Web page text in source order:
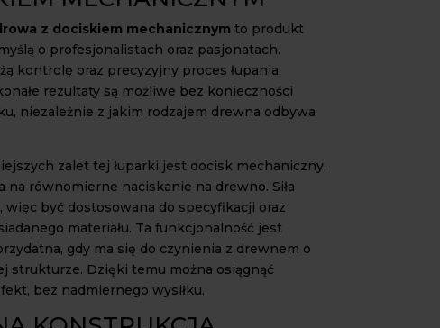
z dociskiem mechanicznym to produkt
o profesjonalistach oraz pasjonatach.
kontrolę oraz precyzyjny proces łupania
rezultaty są możliwe bez konieczności
niezależnie z jakim rodzajem drewna odbywa
zalet tej łuparki jest docisk mechaniczny,
na równomierne naciskanie na drewno. Siła
więc być dostosowana do specyfikacji oraz
materiału. Ta funkcjonalność jest
gdy ma się do czynienia z drewnem o
strukturze. Dzięki temu można osiągnąć
bez nadmiernego wysiłku.